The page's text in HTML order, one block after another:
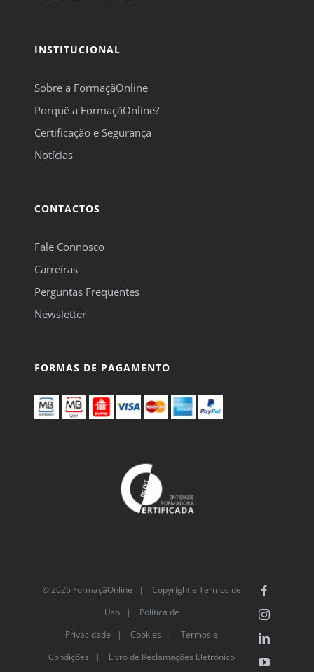
INSTITUCIONAL
Sobre a FormaçãOnline
Porquê a FormaçãOnline?
Certificação e Segurança
Notícias
CONTACTOS
Fale Connosco
Carreiras
Perguntas Frequentes
Newsletter
FORMAS DE PAGAMENTO
© 2026 FormaçãOnline |
Copyright e Termos de
Uso|
Política de
Privacidade | Cookies |
Termos e
Condições |
Livro de Reclamações Eletrónico
Instagram
LinkedIn
YouTube